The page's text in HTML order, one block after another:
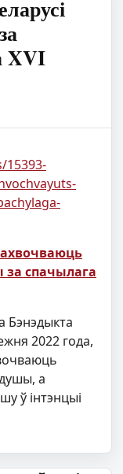
XVI
за спачылага
Бэнэдыкта
2022 года,
а
ў інтэнцыі